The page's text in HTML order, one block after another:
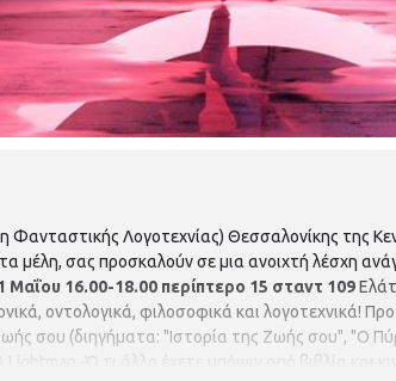
Λογοτεχνίας) Θεσσαλονίκης της
μέλη, σας προσκαλούν σε μια ανοιχτή λέσχη
Μαΐου 16.00-18.00 περίπτερο 15 σταντ 109
οντολογικά, φιλοσοφικά και λογοτεχνικά!
σου (διηγήματα: "Ιστορία της Ζωής σου", "Ο
-Ό,τι άλλο έχετε υπόψιν από βιβλία και